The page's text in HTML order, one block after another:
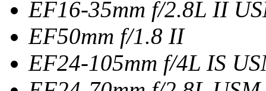
EF16-35mm f/2.8L II
EF50mm f/1.8 II
EF24-105mm f/4L IS